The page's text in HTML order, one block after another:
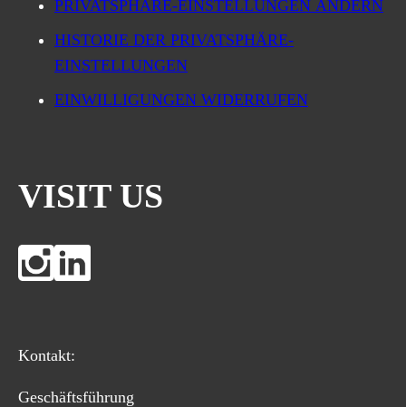
PRIVATSPHÄRE-EINSTELLUNGEN ÄNDERN
HISTORIE DER PRIVATSPHÄRE-
EINSTELLUNGEN
EINWILLIGUNGEN WIDERRUFEN
VISIT US
Kontakt:
Geschäftsführung